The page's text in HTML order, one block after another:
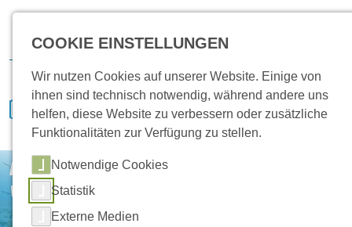
Downloads
HANSA Klimasysteme
Wir schützen unsere Inhalte im Web
COOKIE EINSTELLUNGEN
Wir nutzen Cookies auf unserer Website. Einige von
ihnen sind technisch notwendig, während andere uns
helfen, diese Website zu verbessern oder zusätzliche
Funktionalitäten zur Verfügung zu stellen.
Notwendige Cookies
Statistik
Externe Medien